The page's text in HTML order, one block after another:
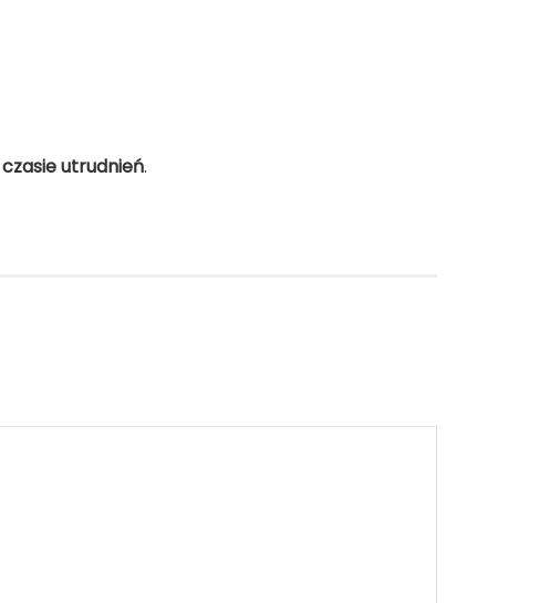
utrudnień.